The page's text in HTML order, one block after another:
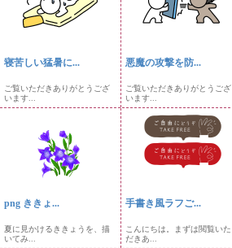
寝苦しい猛暑に...
ご覧いただきありがとうござ
います...
悪魔の攻撃を防...
ご覧いただきありがとうござ
います...
png ききょ...
夏に見かけるききょうを、描
いてみ...
手書き風ラフご...
こんにちは。まずは閲覧いた
だきあ...